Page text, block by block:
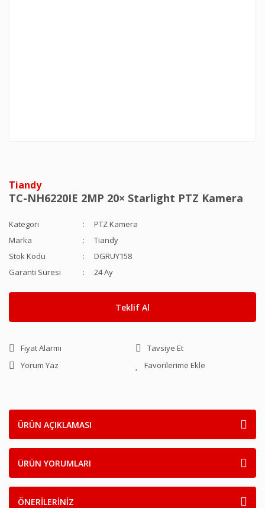
Tiandy
TC-NH6220IE 2MP 20× Starlight PTZ Kamera
Kategori
PTZ Kamera
Marka
Tiandy
Stok Kodu
DGRUY158
Garanti Süresi
24 Ay
Teklif Al
Fiyat Alarmı
Tavsiye Et
Yorum Yaz
ÜRÜN AÇIKLAMASI
ÜRÜN YORUMLARI
ÖNERİLERİNİZ